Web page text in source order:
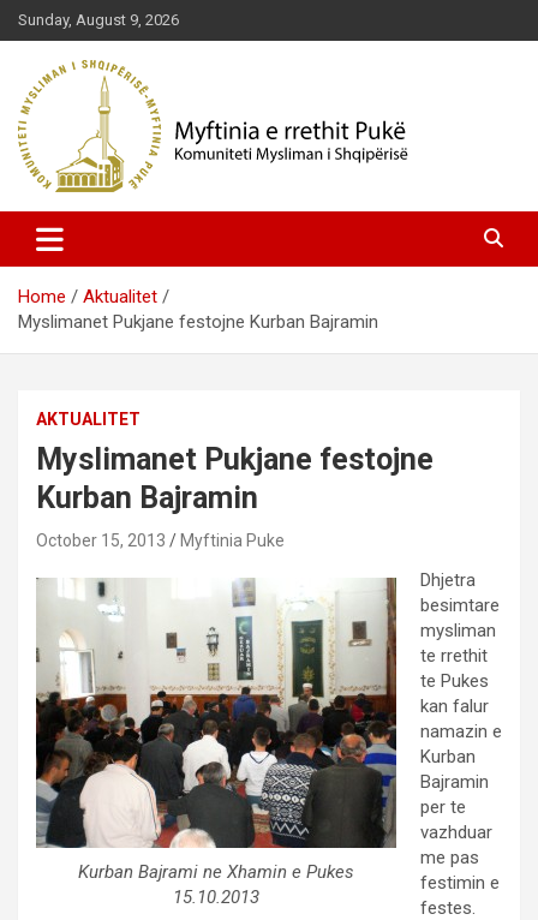
Skip
to
content
Sunday, August 9, 2026
Myftinia Pukë | Faqja Zyrtare
Home
Aktualitet
Myslimanet Pukjane festojne Kurban Bajramin
AKTUALITET
Myslimanet Pukjane festojne
Kurban Bajramin
October 15, 2013 Myftinia Puke
Kurban Bajrami ne Xhamin e Pukes
15.10.2013
Dhjetra
besimtare
mysliman
te rrethit
te Pukes
kan falur
namazin e
Kurban
Bajramin
per te
vazhduar
me pas
festimin e
festes.